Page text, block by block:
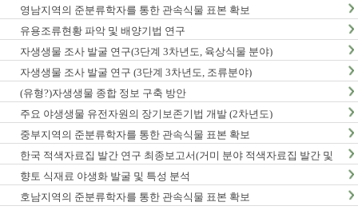
영남지역의 준분류학자를 통한 관속식물 표본 확보
유용조류현황 파악 및 배양기법 연구
자생생물 조사 발굴 연구(3단계 3차년도, 육상식물 분야)
자생생물 조사 발굴 연구 (3단계 3차년도, 조류분야)
(유형?)자생생물 종합 정보 구축 방안
주요 야생생물 유전자원의 장기보존기법 개발 (2차년도)
중부지역의 준분류학자를 통한 관속식물 표본 확보
한국 적색자료집 발간 연구 최종보고서(거미 분야 적색자료집 발간 및
적색목록집 영문판 개정)
향토 식재료 야생화 발굴 및 특성 분석
호남지역의 준분류학자를 통한 관속식물 표본 확보